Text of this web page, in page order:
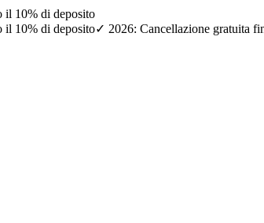
il 10% di deposito
il 10% di deposito✓ 2026: Cancellazione gratuita